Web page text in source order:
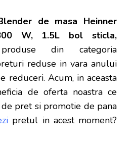
de masa Heinner
800 W, 1.5L bol sticla,
din categoria
reduse in vara anului
reduceri. Acum, in aceasta
de oferta noastra ce
pret si promotie de pana
pretul in acest moment?